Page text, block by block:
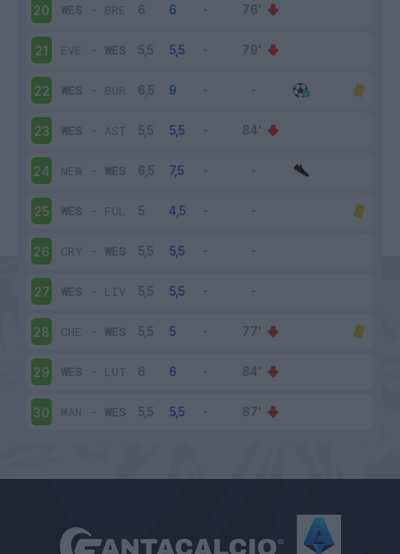
20 WES - BRE
21 EVE - WES
22 WES - BUR
23 WES - AST
24 NEW - WES
25 WES - FUL
26 CRY - WES
27 WES - LIV
28 CHE - WES
29 WES - LUT
30 MAN - WES